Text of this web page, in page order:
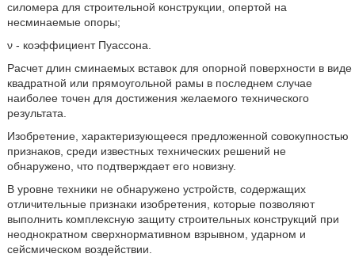
силомера для строительной конструкции, опертой на
несминаемые опоры;
ν - коэффициент Пуассона.
Расчет длин сминаемых вставок для опорной поверхности в виде
квадратной или прямоугольной рамы в последнем случае
наиболее точен для достижения желаемого технического
результата.
Изобретение, характеризующееся предложенной совокупностью
признаков, среди известных технических решений не
обнаружено, что подтверждает его новизну.
В уровне техники не обнаружено устройств, содержащих
отличительные признаки изобретения, которые позволяют
выполнить комплексную защиту строительных конструкций при
неоднократном сверхнормативном взрывном, ударном и
сейсмическом воздействии.